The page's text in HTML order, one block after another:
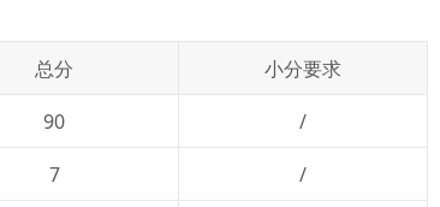
总分
小分要求
90
/
7
/